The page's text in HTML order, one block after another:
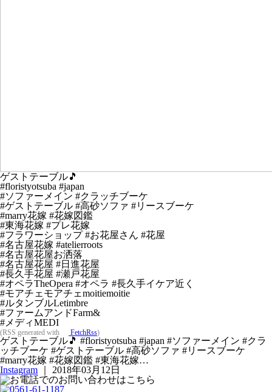
ゲストテーブル🎵
#floristyotsuba #japan
#ソファーメイン #クラッチブーケ
#ゲストテーブル #高砂ソファ #リースブーケ
#marry花嫁 #花嫁図鑑
#東海花嫁 #プレ花嫁
#フラワーショップ #お花屋さん #花屋
#名古屋花嫁 #atelierroots
#名古屋花屋お洒落
#名古屋花屋 #日進花屋
#長久手花屋 #瀬戸花屋
#オペラTheOpera #オペラ #長久手イケア近く
#モアチェモアチェmoitiemoitie
#ルタンブルLetimbre
#ファームアンドFarm&
#メディMEDI
(RSS generated with FetchRss)
ゲストテーブル🎵 #floristyotsuba #japan #ソファーメイン #クラ
ッチブーケ #ゲストテーブル #高砂ソファ #リースブーケ
#marry花嫁 #花嫁図鑑 #東海花嫁…
Instagram ｜ 2018年03月12日